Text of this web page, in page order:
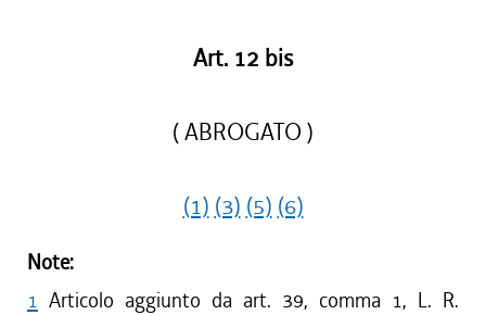
Art. 12 bis
( ABROGATO )
(1) (3) (5) (6)
Note:
1 Articolo aggiunto da art. 39, comma 1, L. R.